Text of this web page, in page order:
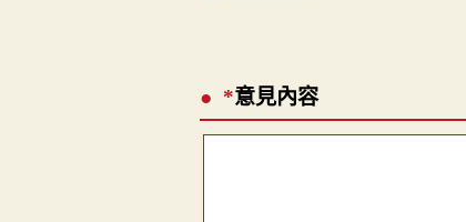
*意見內容